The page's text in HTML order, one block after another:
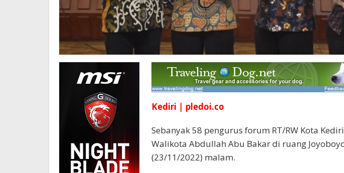
Kediri | pledoi.co
Sebanyak 58 pengurus forum RT/RW Kota
Walikota Abdullah Abu Bakar di ruang
(23/11/2022) malam.